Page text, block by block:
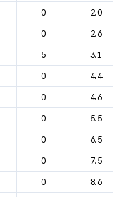
0
2.0
0
2.6
5
3.1
0
4.4
0
4.6
0
5.5
0
6.5
0
7.5
0
8.6